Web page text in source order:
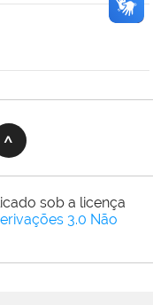
sob a licença
3.0 Não